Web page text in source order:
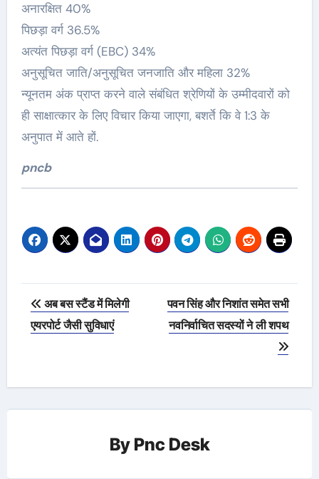
अनारक्षित 40%
पिछड़ा वर्ग 36.5%
अत्यंत पिछड़ा वर्ग (EBC) 34%
अनुसूचित जाति/अनुसूचित जनजाति और महिला 32%
न्यूनतम अंक प्राप्त करने वाले संबंधित श्रेणियों के उम्मीदवारों को
ही साक्षात्कार के लिए विचार किया जाएगा, बशर्ते कि वे 1:3 के
अनुपात में आते हों.
pncb
Post
navigation
अब बस स्टैंड में मिलेगी
एयरपोर्ट जैसी सुविधाएं
पवन सिंह और निशांत समेत सभी
नवनिर्वाचित सदस्यों ने ली शपथ
By Pnc Desk